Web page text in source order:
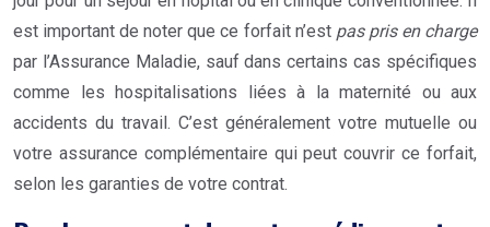
est important de noter que ce forfait n’est pas pris en charge
par l’Assurance Maladie, sauf dans certains cas spécifiques
comme les hospitalisations liées à la maternité ou aux
accidents du travail. C’est généralement votre mutuelle ou
votre assurance complémentaire qui peut couvrir ce forfait,
selon les garanties de votre contrat.